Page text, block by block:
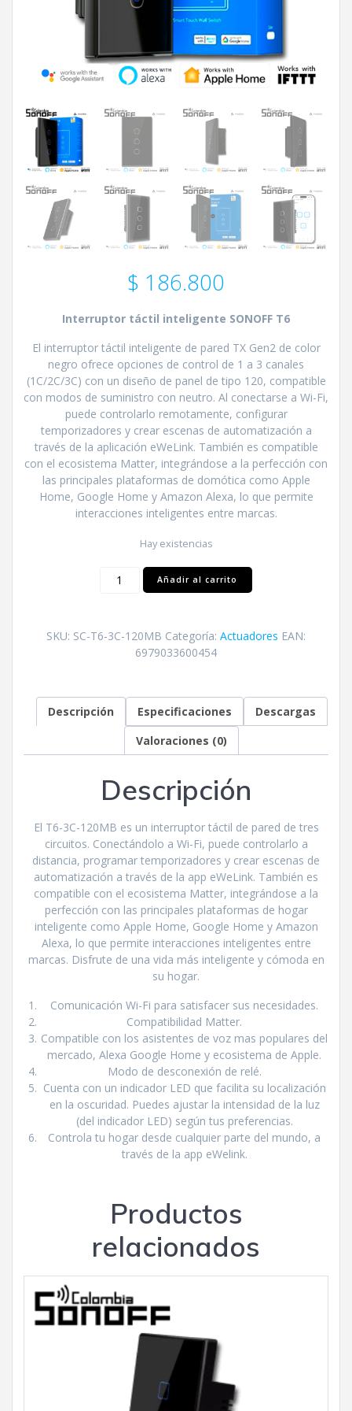
$ 186.800
Interruptor táctil inteligente SONOFF T6
El interruptor táctil inteligente de pared TX Gen2 de color
negro ofrece opciones de control de 1 a 3 canales
(1C/2C/3C) con un diseño de panel de tipo 120, compatible
con modos de suministro con neutro. Al conectarse a Wi-Fi,
puede controlarlo remotamente, configurar
temporizadores y crear escenas de automatización a
través de la aplicación eWeLink. También es compatible
con el ecosistema Matter, integrándose a la perfección con
las principales plataformas de domótica como Apple
Home, Google Home y Amazon Alexa, lo que permite
interacciones inteligentes entre marcas.
Hay existencias
Interruptor
Táctil
Negro
cantidad
Añadir al carrito
SKU: SC-T6-3C-120MB Categoría: Actuadores EAN:
6979033600454
Descripción Especificaciones
Descargas
Valoraciones (0)
Descripción
El T6-3C-120MB es un interruptor táctil de pared de tres
circuitos. Conectándolo a Wi-Fi, puede controlarlo a
distancia, programar temporizadores y crear escenas de
automatización a través de la app eWeLink. También es
compatible con el ecosistema Matter, integrándose a la
perfección con las principales plataformas de hogar
inteligente como Apple Home, Google Home y Amazon
Alexa, lo que permite interacciones inteligentes entre
marcas. Disfrute de una vida más inteligente y cómoda en
su hogar.
Comunicación Wi-Fi para satisfacer sus necesidades.
Compatibilidad Matter.
Compatible con los asistentes de voz mas populares del
mercado, Alexa Google Home y ecosistema de Apple.
Modo de desconexión de relé.
Cuenta con un indicador LED que facilita su localización
en la oscuridad. Puedes ajustar la intensidad de la luz
(del indicador LED) según tus preferencias.
Controla tu hogar desde cualquier parte del mundo, a
través de la app eWelink.
Productos
relacionados